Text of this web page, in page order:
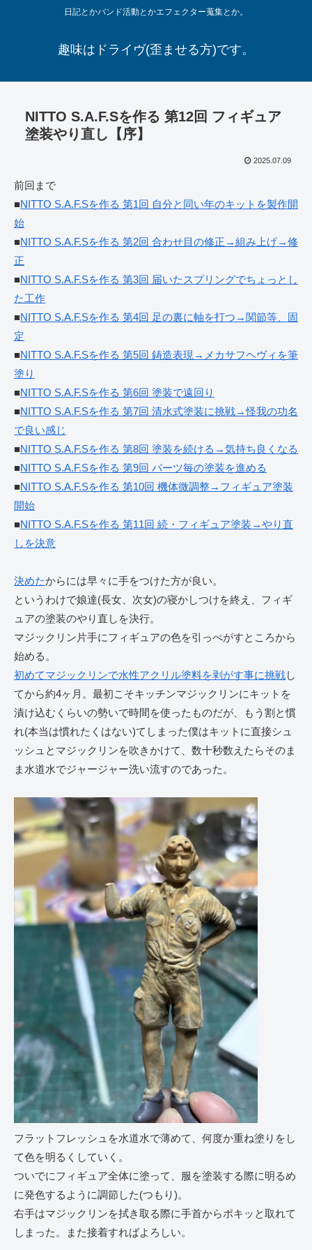
日記とかバンド活動とかエフェクター蒐集とか。
趣味はドライヴ(歪ませる方)です。
NITTO S.A.F.Sを作る 第12回 フィギュア
塗装やり直し【序】
2025.07.09
前回まで
■NITTO S.A.F.Sを作る 第1回 自分と同い年のキットを製作開
始
■NITTO S.A.F.Sを作る 第2回 合わせ目の修正→組み上げ→修
正
■NITTO S.A.F.Sを作る 第3回 届いたスプリングでちょっとし
た工作
■NITTO S.A.F.Sを作る 第4回 足の裏に軸を打つ→関節等、固
定
■NITTO S.A.F.Sを作る 第5回 鋳造表現→メカサフヘヴィを筆
塗り
■NITTO S.A.F.Sを作る 第6回 塗装で遠回り
■NITTO S.A.F.Sを作る 第7回 清水式塗装に挑戦→怪我の功名
で良い感じ
■NITTO S.A.F.Sを作る 第8回 塗装を続ける→気持ち良くなる
■NITTO S.A.F.Sを作る 第9回 パーツ毎の塗装を進める
■NITTO S.A.F.Sを作る 第10回 機体微調整→フィギュア塗装
開始
■NITTO S.A.F.Sを作る 第11回 続・フィギュア塗装→やり直
しを決意
決めたからには早々に手をつけた方が良い。
というわけで娘達(長女、次女)の寝かしつけを終え、フィギ
ュアの塗装のやり直しを決行。
マジックリン片手にフィギュアの色を引っぺがすところから
始める。
初めてマジックリンで水性アクリル塗料を剥がす事に挑戦し
てから約4ヶ月。最初こそキッチンマジックリンにキットを
漬け込むくらいの勢いで時間を使ったものだが、もう割と慣
れ(本当は慣れたくはない)てしまった僕はキットに直接シュ
ッシュとマジックリンを吹きかけて、数十秒数えたらそのま
ま水道水でジャージャー洗い流すのであった。
フラットフレッシュを水道水で薄めて、何度か重ね塗りをし
て色を明るくしていく。
ついでにフィギュア全体に塗って、服を塗装する際に明るめ
に発色するように調節した(つもり)。
右手はマジックリンを拭き取る際に手首からポキッと取れて
しまった。また接着すればよろしい。